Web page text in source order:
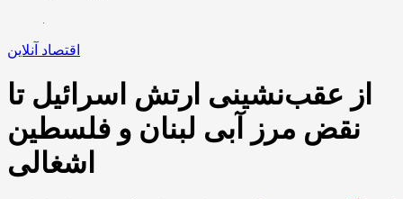
اقتصاد آنلاین
از عقب‌نشینی ارتش اسرائیل تا
نقض مرز آبی لبنان و فلسطین
اشغالی